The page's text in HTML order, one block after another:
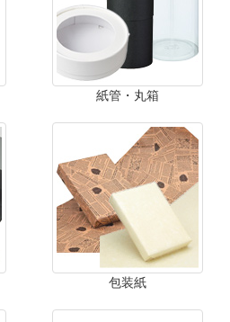
紙管・丸箱
包装紙